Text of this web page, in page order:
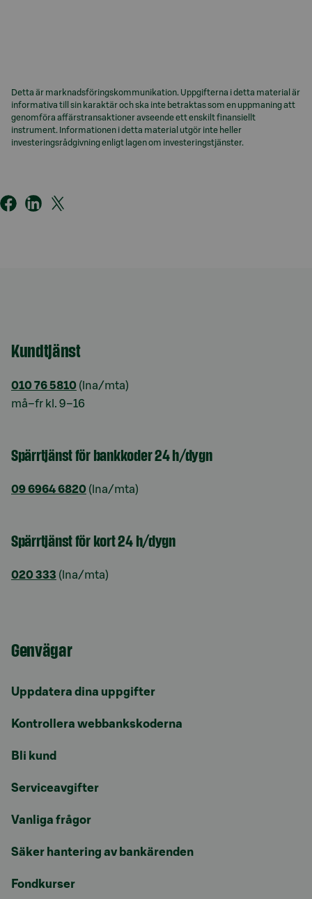
Detta är marknadsföringskommunikation. Uppgifterna i detta material är
informativa till sin karaktär och ska inte betraktas som en uppmaning att
genomföra affärstransaktioner avseende ett enskilt finansiellt
instrument. Informationen i detta material utgör inte heller
investeringsrådgivning enligt lagen om investeringstjänster.
Kundtjänst
010 76 5810 (lna/mta)
må–fr kl. 9–16
Spärrtjänst för bankkoder 24 h/dygn
09 6964 6820 (lna/mta)
Spärrtjänst för kort 24 h/dygn
020 333 (lna/mta)
Genvägar
Uppdatera dina uppgifter
Kontrollera webbankskoderna
Bli kund
Serviceavgifter
Vanliga frågor
Säker hantering av bankärenden
Fondkurser